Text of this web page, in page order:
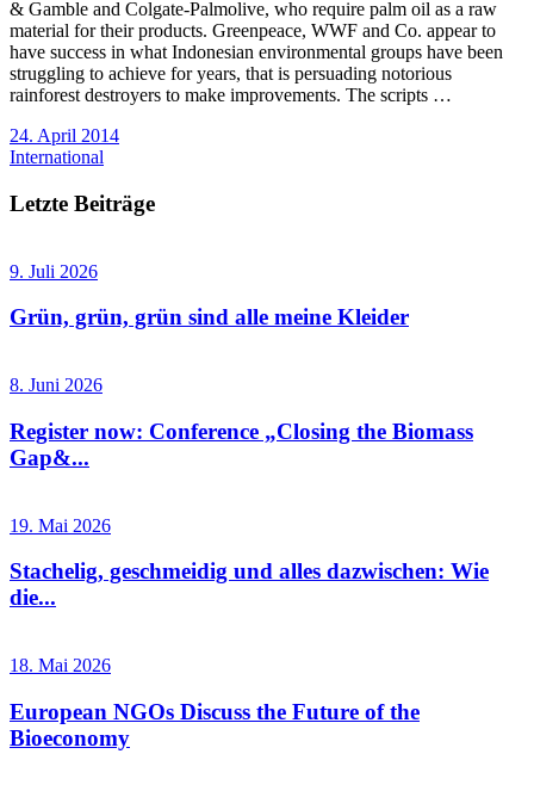
& Gamble and Colgate-Palmolive, who require palm oil as a raw
material for their products. Greenpeace, WWF and Co. appear to
have success in what Indonesian environmental groups have been
struggling to achieve for years, that is persuading notorious
rainforest destroyers to make improvements. The scripts …
24. April 2014
International
Letzte Beiträge
9. Juli 2026
Grün, grün, grün sind alle meine Kleider
8. Juni 2026
Register now: Conference „Closing the Biomass
Gap&...
19. Mai 2026
Stachelig, geschmeidig und alles dazwischen: Wie
die...
18. Mai 2026
European NGOs Discuss the Future of the
Bioeconomy